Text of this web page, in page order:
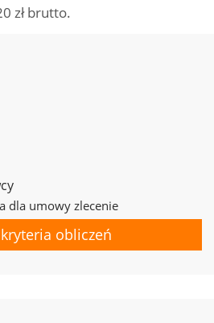
zł brutto.
dla umowy zlecenie
obliczeń